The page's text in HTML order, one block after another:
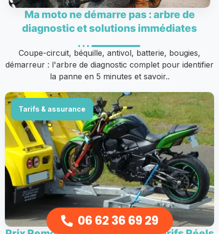
Ma moto ne démarre pas : arbre de
diagnostic et solutions immédiates
Coupe-circuit, béquille, antivol, batterie, bougies,
démarreur : l'arbre de diagnostic complet pour identifier
la panne en 5 minutes et savoir..
Tarifs & assurance
06 62 36 69 29